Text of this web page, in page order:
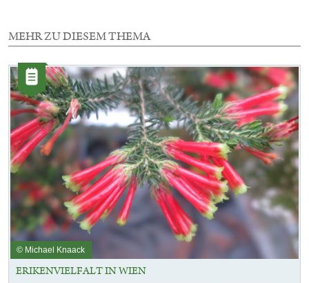
MEHR ZU DIESEM THEMA
Elemente
mit
dieser
Auswahl
Kategorie:
Artikel
© Michael Knaack
ERIKENVIELFALT IN WIEN